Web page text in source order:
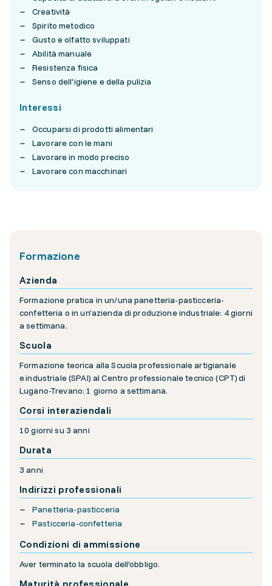
Creatività
Spirito metodico
Gusto e olfatto sviluppati
Abilità manuale
Resistenza fisica
Senso dell'igiene e della pulizia
Interessi
Occuparsi di prodotti alimentari
Lavorare con le mani
Lavorare in modo preciso
Lavorare con macchinari
Formazione
Azienda
Formazione pratica in un/una panetteria-pasticceria-
confetteria o in un’azienda di produzione industriale: 4 giorni
a settimana.
Scuola
Formazione teorica alla Scuola professionale artigianale
e industriale (SPAI) al Centro professionale tecnico (CPT) di
Lugano-Trevano: 1 giorno a settimana.
Corsi interaziendali
10 giorni su 3 anni
Durata
3 anni
Indirizzi professionali
Panetteria-pasticceria
Pasticceria-confetteria
Condizioni di ammissione
Aver terminato la scuola dell’obbligo.